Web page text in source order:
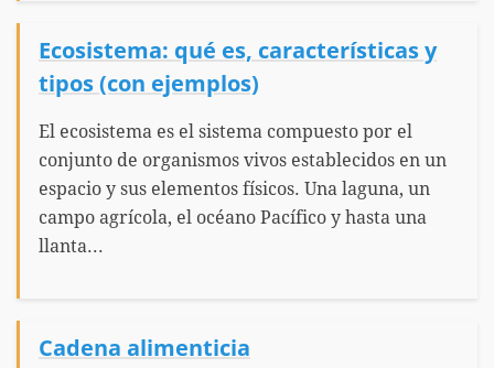
Ecosistema: qué es, características y
tipos (con ejemplos)
El ecosistema es el sistema compuesto por el
conjunto de organismos vivos establecidos en un
espacio y sus elementos físicos. Una laguna, un
campo agrícola, el océano Pacífico y hasta una
llanta...
Cadena alimenticia